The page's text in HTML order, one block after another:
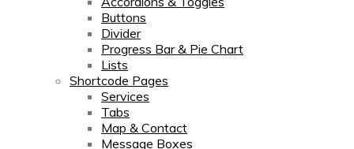
Buttons
Divider
Progress Bar & Pie Chart
Lists
Shortcode Pages
Services
Tabs
Map & Contact
Message Boxes